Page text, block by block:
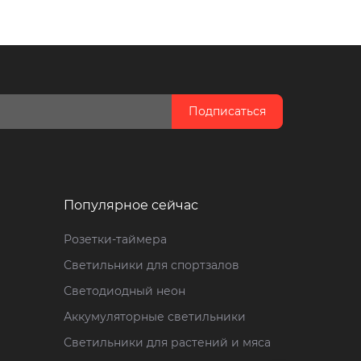
Подписаться
Популярное сейчас
Розетки-таймера
Светильники для спортзалов
Светодиодный неон
Аккумуляторные светильники
Светильники для растений и мяса